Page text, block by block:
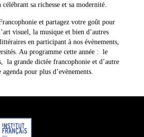
sa richesse et sa modernité.
et partagez votre goût pour
visuel, la musique et bien d’autres
en participant à nos évènements,
Au programme cette année : le
la grande dictée francophonie et d’autre
pour plus d’evènements.